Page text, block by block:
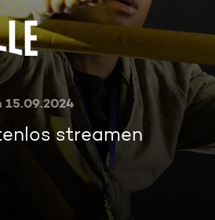
15.09.2024
streamen